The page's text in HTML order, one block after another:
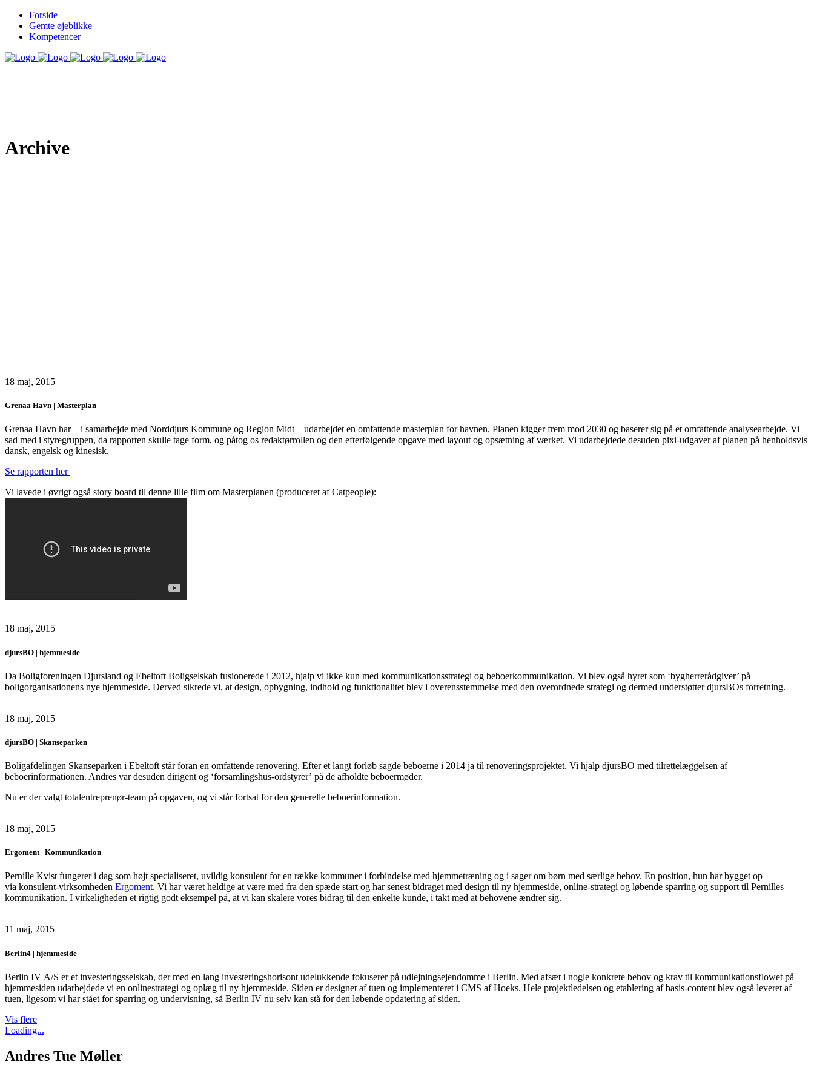
Forside
Gemte øjeblikke
Kompetencer
Archive
18 maj, 2015
Grenaa Havn | Masterplan
Grenaa Havn har – i samarbejde med Norddjurs Kommune og Region Midt – udarbejdet en omfattende masterplan for havnen. Planen kigger frem mod 2030 og baserer sig på et omfattende analysearbejde. Vi
sad med i styregruppen, da rapporten skulle tage form, og påtog os redaktørrollen og den efterfølgende opgave med layout og opsætning af værket. Vi udarbejdede desuden pixi-udgaver af planen på henholdsvis
dansk, engelsk og kinesisk.
Se rapporten her
Vi lavede i øvrigt også story board til denne lille film om Masterplanen (produceret af Catpeople):
18 maj, 2015
djursBO | hjemmeside
Da Boligforeningen Djursland og Ebeltoft Boligselskab fusionerede i 2012, hjalp vi ikke kun med kommunikationsstrategi og beboerkommunikation. Vi blev også hyret som ‘bygherrerådgiver’ på
boligorganisationens nye hjemmeside. Derved sikrede vi, at design, opbygning, indhold og funktionalitet blev i overensstemmelse med den overordnede strategi og dermed understøtter djursBOs forretning.
18 maj, 2015
djursBO | Skanseparken
Boligafdelingen Skanseparken i Ebeltoft står foran en omfattende renovering. Efter et langt forløb sagde beboerne i 2014 ja til renoveringsprojektet. Vi hjalp djursBO med tilrettelæggelsen af
beboerinformationen. Andres var desuden dirigent og ‘forsamlingshus-ordstyrer’ på de afholdte beboermøder.
Nu er der valgt totalentreprenør-team på opgaven, og vi står fortsat for den generelle beboerinformation.
18 maj, 2015
Ergoment | Kommunikation
Pernille Kvist fungerer i dag som højt specialiseret, uvildig konsulent for en række kommuner i forbindelse med hjemmetræning og i sager om børn med særlige behov. En position, hun har bygget op
via konsulent-virksomheden Ergoment. Vi har været heldige at være med fra den spæde start og har senest bidraget med design til ny hjemmeside, online-strategi og løbende sparring og support til Pernilles
kommunikation. I virkeligheden et rigtig godt eksempel på, at vi kan skalere vores bidrag til den enkelte kunde, i takt med at behovene ændrer sig.
11 maj, 2015
Berlin4 | hjemmeside
Berlin IV A/S er et investeringsselskab, der med en lang investeringshorisont udelukkende fokuserer på udlejningsejendomme i Berlin. Med afsæt i nogle konkrete behov og krav til kommunikationsflowet på
hjemmesiden udarbejdede vi en onlinestrategi og oplæg til ny hjemmeside. Siden er designet af tuen og implementeret i CMS af Hoeks. Hele projektledelsen og etablering af basis-content blev også leveret af
tuen, ligesom vi har stået for sparring og undervisning, så Berlin IV nu selv kan stå for den løbende opdatering af siden.
Vis flere
Loading...
Andres Tue Møller